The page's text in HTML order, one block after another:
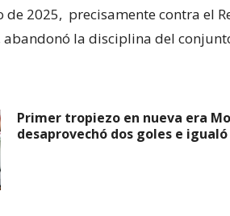
de 2025, precisamente contra el
abandonó la disciplina del
Primer tropiezo en nueva era
desaprovechó dos goles e